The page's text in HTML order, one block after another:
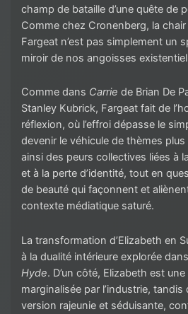
champ de bataille d’une quête de
Comme chez Cronenberg, la
Fargeat n’est pas simplement un
miroir de nos angoisses
Comme dans Carrie de Brian De
Stanley Kubrick, Fargeat fait de
réflexion, où l’effroi dépasse le
devenir le véhicule de thèmes plus
ainsi des peurs collectives liées à
et à la perte d’identité, tout en
de beauté qui façonnent et
contexte médiatique saturé.
La transformation d’Elizabeth en
à la dualité intérieure explorée dans
Hyde. D’un côté, Elizabeth est
marginalisée par l’industrie, tandis
version rajeunie et séduisante,